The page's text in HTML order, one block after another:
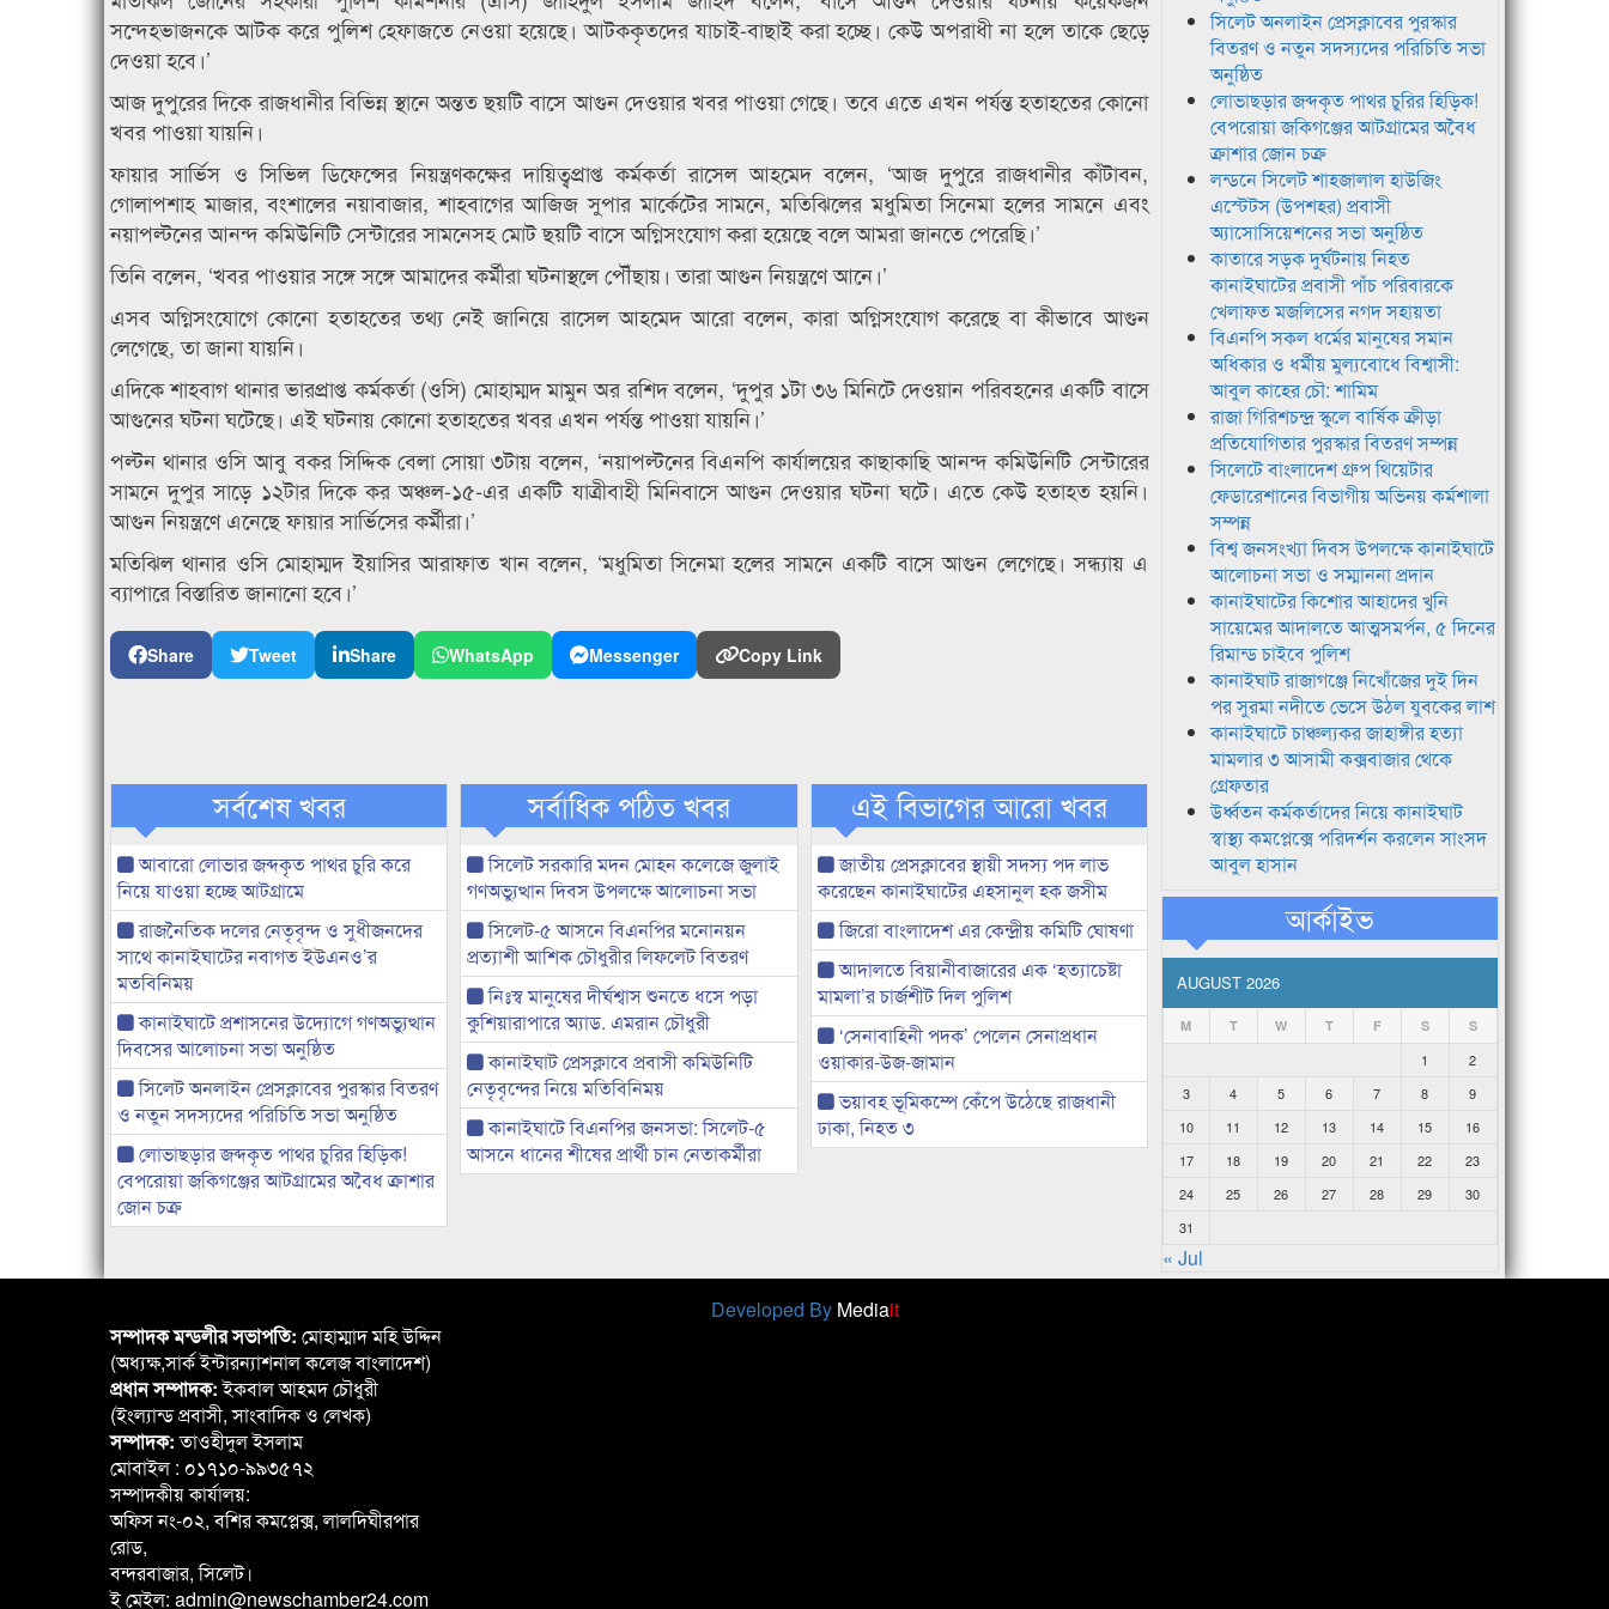
সন্দেহভাজনকে আটক করে পুলিশ হেফাজতে নেওয়া হয়েছে। আটককৃতদের যাচাই-বাছাই করা হচ্ছে। কেউ অপরাধী না হলে তাকে ছেড়ে
দেওয়া হবে।’
আজ দুপুরের দিকে রাজধানীর বিভিন্ন স্থানে অন্তত ছয়টি বাসে আগুন দেওয়ার খবর পাওয়া গেছে। তবে এতে এখন পর্যন্ত হতাহতের কোনো
খবর পাওয়া যায়নি।
ফায়ার সার্ভিস ও সিভিল ডিফেন্সের নিয়ন্ত্রণকক্ষের দায়িত্বপ্রাপ্ত কর্মকর্তা রাসেল আহমেদ বলেন, ‘আজ দুপুরে রাজধানীর কাঁটাবন,
গোলাপশাহ মাজার, বংশালের নয়াবাজার, শাহবাগের আজিজ সুপার মার্কেটের সামনে, মতিঝিলের মধুমিতা সিনেমা হলের সামনে এবং
নয়াপল্টনের আনন্দ কমিউনিটি সেন্টারের সামনেসহ মোট ছয়টি বাসে অগ্নিসংযোগ করা হয়েছে বলে আমরা জানতে পেরেছি।’
তিনি বলেন, ‘খবর পাওয়ার সঙ্গে সঙ্গে আমাদের কর্মীরা ঘটনাস্থলে পৌঁছায়। তারা আগুন নিয়ন্ত্রণে আনে।’
এসব অগ্নিসংযোগে কোনো হতাহতের তথ্য নেই জানিয়ে রাসেল আহমেদ আরো বলেন, কারা অগ্নিসংযোগ করেছে বা কীভাবে আগুন
লেগেছে, তা জানা যায়নি।
এদিকে শাহবাগ থানার ভারপ্রাপ্ত কর্মকর্তা (ওসি) মোহাম্মদ মামুন অর রশিদ বলেন, ‘দুপুর ১টা ৩৬ মিনিটে দেওয়ান পরিবহনের একটি বাসে
আগুনের ঘটনা ঘটেছে। এই ঘটনায় কোনো হতাহতের খবর এখন পর্যন্ত পাওয়া যায়নি।’
পল্টন থানার ওসি আবু বকর সিদ্দিক বেলা সোয়া ৩টায় বলেন, ‘নয়াপল্টনের বিএনপি কার্যালয়ের কাছাকাছি আনন্দ কমিউনিটি সেন্টারের
সামনে দুপুর সাড়ে ১২টার দিকে কর অঞ্চল-১৫-এর একটি যাত্রীবাহী মিনিবাসে আগুন দেওয়ার ঘটনা ঘটে। এতে কেউ হতাহত হয়নি।
আগুন নিয়ন্ত্রণে এনেছে ফায়ার সার্ভিসের কর্মীরা।’
মতিঝিল থানার ওসি মোহাম্মদ ইয়াসির আরাফাত খান বলেন, ‘মধুমিতা সিনেমা হলের সামনে একটি বাসে আগুন লেগেছে। সন্ধ্যায় এ
ব্যাপারে বিস্তারিত জানানো হবে।’
Share Tweet Share WhatsApp Messenger Copy Link
সর্বশেষ খবর
আবারো লোভার জব্দকৃত পাথর চুরি করে
নিয়ে যাওয়া হচ্ছে আটগ্রামে
রাজনৈতিক দলের নেতৃবৃন্দ ও সুধীজনদের
সাথে কানাইঘাটের নবাগত ইউএনও’র
মতবিনিময়
কানাইঘাটে প্রশাসনের উদ্যোগে গণঅভ্যুত্থান
দিবসের আলোচনা সভা অনুষ্ঠিত
সিলেট অনলাইন প্রেসক্লাবের পুরস্কার বিতরণ
ও নতুন সদস্যদের পরিচিতি সভা অনুষ্ঠিত
লোভাছড়ার জব্দকৃত পাথর চুরির হিড়িক!
বেপরোয়া জকিগঞ্জের আটগ্রামের অবৈধ ক্রাশার
জোন চক্র
সর্বাধিক পঠিত খবর
সিলেট সরকারি মদন মোহন কলেজে জুলাই
গণঅভ্যুত্থান দিবস উপলক্ষে আলোচনা সভা
সিলেট-৫ আসনে বিএনপির মনোনয়ন
প্রত্যাশী আশিক চৌধুরীর লিফলেট বিতরণ
নিঃস্ব মানুষের দীর্ঘশ্বাস শুনতে ধসে পড়া
কুশিয়ারাপারে অ্যাড. এমরান চৌধুরী
কানাইঘাট প্রেসক্লাবে প্রবাসী কমিউনিটি
নেতৃবৃন্দের নিয়ে মতিবিনিময়
কানাইঘাটে বিএনপির জনসভা: সিলেট-৫
আসনে ধানের শীষের প্রার্থী চান নেতাকর্মীরা
এই বিভাগের আরো খবর
জাতীয় প্রেসক্লাবের স্থায়ী সদস্য পদ লাভ
করেছেন কানাইঘাটের এহসানুল হক জসীম
জিরো বাংলাদেশ এর কেন্দ্রীয় কমিটি ঘোষণা
আদালতে বিয়ানীবাজারের এক ‘হত্যাচেষ্টা
মামলা’র চার্জশীট দিল পুলিশ
‘সেনাবাহিনী পদক’ পেলেন সেনাপ্রধান
ওয়াকার-উজ-জামান
ভয়াবহ ভূমিকম্পে কেঁপে উঠেছে রাজধানী
ঢাকা, নিহত ৩
সিলেট অনলাইন প্রেসক্লাবের পুরস্কার
বিতরণ ও নতুন সদস্যদের পরিচিতি সভা
অনুষ্ঠিত
লোভাছড়ার জব্দকৃত পাথর চুরির হিড়িক!
বেপরোয়া জকিগঞ্জের আটগ্রামের অবৈধ
ক্রাশার জোন চক্র
লন্ডনে সিলেট শাহজালাল হাউজিং
এস্টেটস (উপশহর) প্রবাসী
অ্যাসোসিয়েশনের সভা অনুষ্ঠিত
কাতারে সড়ক দুর্ঘটনায় নিহত
কানাইঘাটের প্রবাসী পাঁচ পরিবারকে
খেলাফত মজলিসের নগদ সহায়তা
বিএনপি সকল ধর্মের মানুষের সমান
অধিকার ও ধর্মীয় মুল্যবোধে বিশ্বাসী:
আবুল কাহের চৌ: শামিম
রাজা গিরিশচন্দ্র স্কুলে বার্ষিক ক্রীড়া
প্রতিযোগিতার পুরস্কার বিতরণ সম্পন্ন
সিলেটে বাংলাদেশ গ্রুপ থিয়েটার
ফেডারেশানের বিভাগীয় অভিনয় কর্মশালা
সম্পন্ন
বিশ্ব জনসংখ্যা দিবস উপলক্ষে কানাইঘাটে
আলোচনা সভা ও সম্মাননা প্রদান
কানাইঘাটের কিশোর আহাদের খুনি
সায়েমের আদালতে আত্মসমর্পন, ৫ দিনের
রিমান্ড চাইবে পুলিশ
কানাইঘাট রাজাগঞ্জে নিখোঁজের দুই দিন
পর সুরমা নদীতে ভেসে উঠল যুবকের লাশ
কানাইঘাটে চাঞ্চল্যকর জাহাঙ্গীর হত্যা
মামলার ৩ আসামী কক্সবাজার থেকে
গ্রেফতার
উর্ধ্বতন কর্মকর্তাদের নিয়ে কানাইঘাট
স্বাস্থ্য কমপ্লেক্সে পরিদর্শন করলেন সাংসদ
আবুল হাসান
আর্কাইভ
AUGUST 2026
M T W T F S S
1
2
3
4 5 6 7 8
9
10
11 12 13 14 15
16
17
18 19 20 21 22
23
24
25 26 27 28 29
30
31
« Jul
Developed By Mediait
সম্পাদক মন্ডলীর সভাপতি: মোহাম্মাদ মহি উদ্দিন
(অধ্যক্ষ,সার্ক ইন্টারন্যাশনাল কলেজ বাংলাদেশ)
প্রধান সম্পাদক:ইকবাল আহমদ চৌধুরী
(ইংল্যান্ড প্রবাসী, সাংবাদিক ও লেখক)
সম্পাদক:তাওহীদুল ইসলাম
মোবাইল : ০১৭১০-৯৯৩৫৭২
সম্পাদকীয় কার্যালয়:
অফিস নং-০২, বশির কমপ্লেক্স, লালদিঘীরপার
রোড,
বন্দরবাজার, সিলেট।
ই মেইল: admin@newschamber24.com